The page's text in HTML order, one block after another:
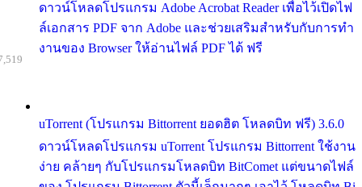
ดาวน์โหลดโปรแกรม Adobe Acrobat Reader เพื่อไว้เปิดไฟ
ล์เอกสาร PDF จาก Adobe และช่วยเสริมสำหรับกับการทำ
งานของ Browser ให้อ่านไฟล์ PDF ได้ ฟรี
uTorrent (โปรแกรม Bittorrent ยอดฮิต โหลดบิท ฟรี) 3.6.0
ดาวน์โหลดโปรแกรม uTorrent โปรแกรม Bittorrent ใช้งาน
ง่าย คล้ายๆ กับโปรแกรมโหลดบิท BitComet แต่ขนาดไฟล์